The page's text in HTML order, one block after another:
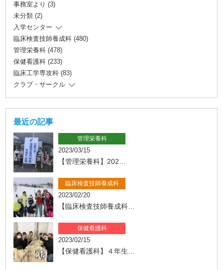
事務室より (3)
未分類 (2)
入学センター
臨床検査技師養成科 (480)
管理栄養科 (478)
保健看護科 (233)
臨床工学専攻科 (83)
クラブ・サークル
最近の記事
管理栄養科
2023/03/15
【管理栄養科】202…
臨床検査技師養成科
2023/02/20
【臨床検査技師養成科…
保健看護科
2023/02/15
【保健看護科】４年生…